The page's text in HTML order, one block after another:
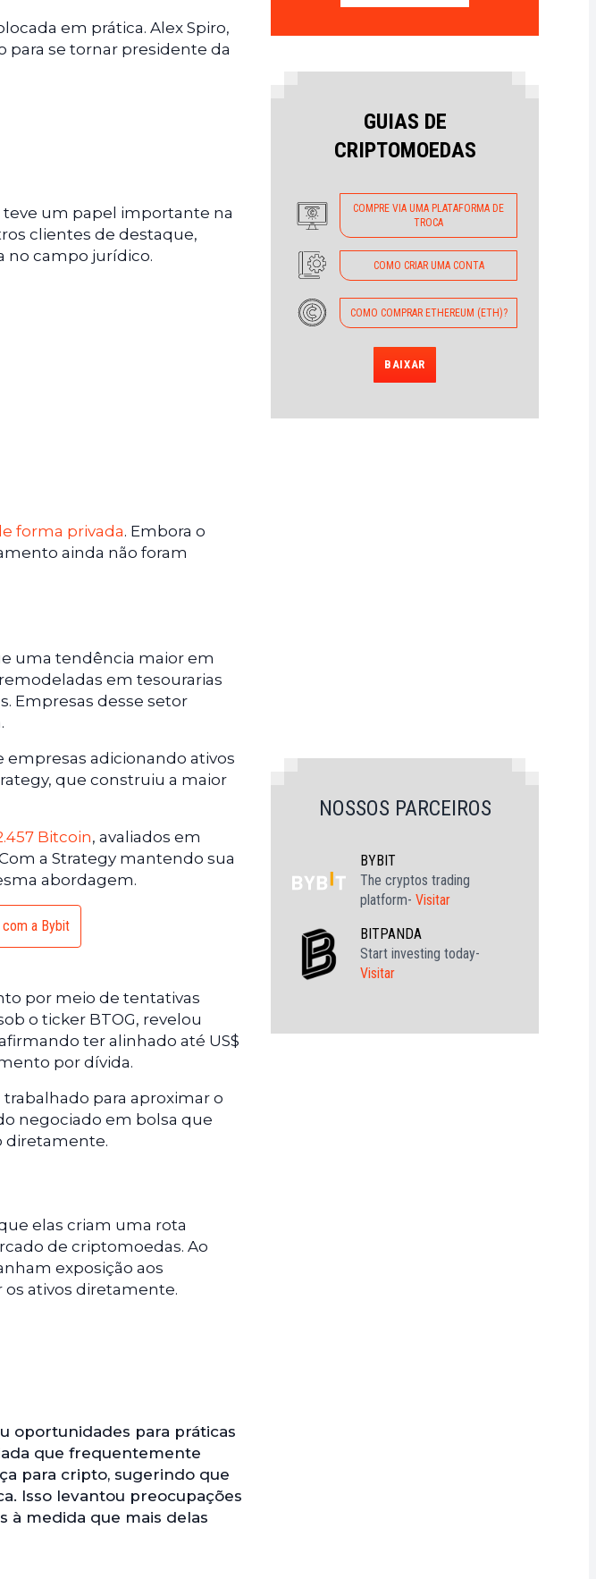
em prática. Alex Spiro,
para se tornar presidente da
teve um papel importante na
clientes de destaque,
no campo jurídico.
forma privada. Embora o
ainda não foram
uma tendência maior em
em tesourarias
Empresas desse setor
adicionando ativos
que construiu a maior
Bitcoin, avaliados em
a Strategy mantendo sua
abordagem.
a Bybit
por meio de tentativas
o ticker BTOG, revelou
ter alinhado até US$
por dívida.
para aproximar o
negociado em bolsa que
diretamente.
elas criam uma rota
de criptomoedas. Ao
exposição aos
ativos diretamente.
oportunidades para práticas
que frequentemente
para cripto, sugerindo que
Isso levantou preocupações
à medida que mais delas
GUIAS DE
CRIPTOMOEDAS
COMPRE VIA UMA PLATAFORMA DE
TROCA
COMO CRIAR UMA CONTA
COMO COMPRAR ETHEREUM (ETH)?
BAIXAR
NOSSOS PARCEIROS
BYBIT
The cryptos trading
platform- Visitar
BITPANDA
Start investing today-
Visitar